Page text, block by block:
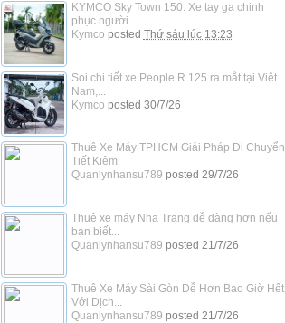
KYMCO Sky Town 150: Xe tay ga chinh
phục người...
Kymco posted Thứ sáu lúc 13:23
Soi chi tiết xe People R 125 ra mắt tại Việt
Nam,...
Kymco posted 30/7/26
Thuê Xe Máy TPHCM Giải Pháp Di Chuyển
Tiết Kiệm
Quanlynhansu789 posted 29/7/26
Thuê xe máy Nha Trang dễ dàng hơn nếu
bạn biết...
Quanlynhansu789 posted 21/7/26
Thuê Xe Máy Sài Gòn Dễ Hơn Bao Giờ Hết
Với Dịch...
Quanlynhansu789 posted 21/7/26